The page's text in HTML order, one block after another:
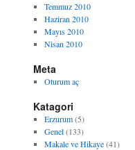
Temmuz 2010
Haziran 2010
Mayıs 2010
Nisan 2010
Meta
Oturum aç
Katagori
Erzurum(5)
Genel(133)
Makale ve Hikaye(41)